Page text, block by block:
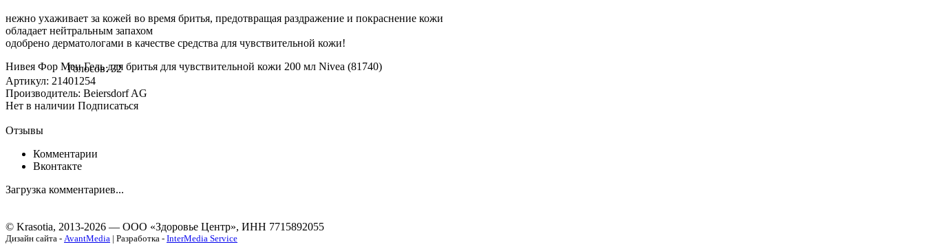
нежно ухаживает за кожей во время бритья, предотвращая раздражение и покраснение кожи
обладает нейтральным запахом
одобрено дерматологами в качестве средства для чувствительной кожи!
Нивея Фор Мен Гель для бритья для чувствительной кожи 200 мл Nivea (81740)
Голосов: 32
Артикул: 21401254
Производитель: Beiersdorf AG
Нет в наличии Подписаться
Отзывы
Комментарии
Вконтакте
Загрузка комментариев...
© Krasotia, 2013-2026 — ООО «Здоровье Центр», ИНН 7715892055
Дизайн сайта - AvantMedia | Разработка - InterMedia Service